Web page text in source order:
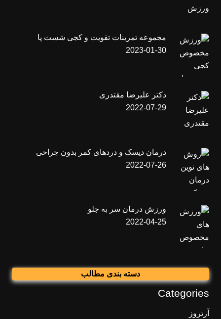
مجموعه تمرینات تقویت و کجی شست پا
2023-01-30
دکتر علیرضا مقتدری
2022-07-29
درمان دیسک و دردهای کمر بدون جراحی
2022-07-26
ورزش درمان سر به جلو
2022-04-25
دسته بندی مطالب
Categories
آرتروز